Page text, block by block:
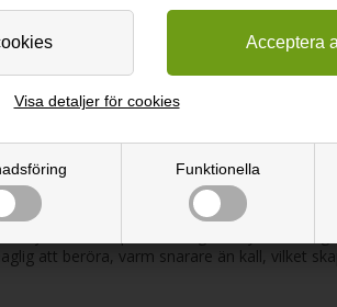
Funktionella
Visa detaljer för cookies
vacker patina, vilket bidrar till dess
välja Linoleum innebär att du får ett
Utöver dess klassiska
köksluckor för att skapa en enhetlig
oavsett om det gäller en ny
förverkliga dina designidéer och addera
till livfulla kulörer. Den naturligt matta
mindre repor och fingeravtryck, vilket
att beröra, varm snarare än kall, vilket